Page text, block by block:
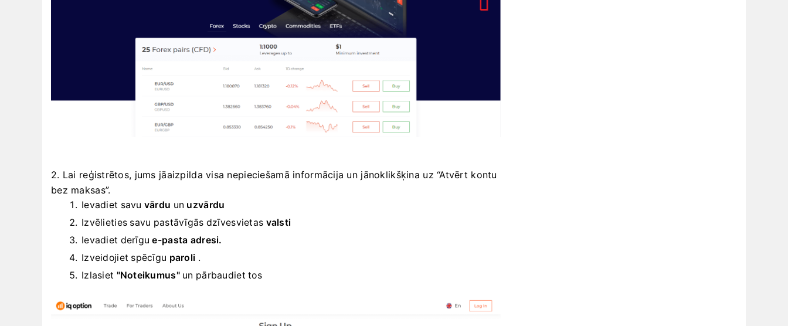
2. Lai reģistrētos, jums jāaizpilda visa nepieciešamā informācija un jānoklikšķina uz “Atvērt kontu
bez maksas”.
Ievadiet savu vārdu un uzvārdu
Izvēlieties savu pastāvīgās dzīvesvietas valsti
Ievadiet derīgue-pasta adresi.
Izveidojiet spēcīgu paroli .
Izlasiet "Noteikumus"un pārbaudiet tos